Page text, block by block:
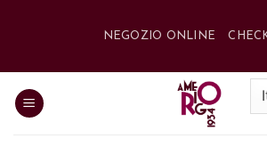
NEGOZIO ONLINE